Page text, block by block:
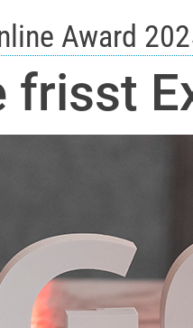
Award
frisst